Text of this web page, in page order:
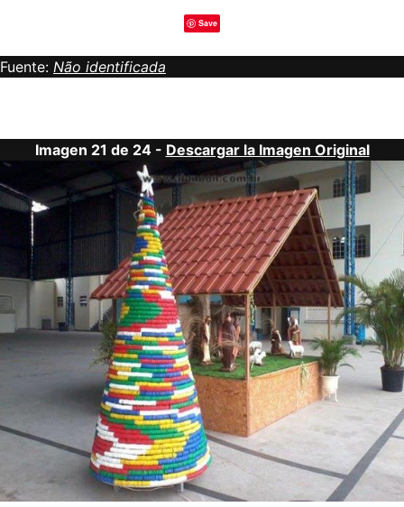
Save
Fuente: Não identificada
Imagen 21 de 24 - Descargar la Imagen Original